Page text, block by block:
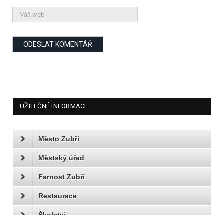
UŽITEČNÉ INFORMACE
Město Zubří
Městský úřad
Farnost Zubří
Restaurace